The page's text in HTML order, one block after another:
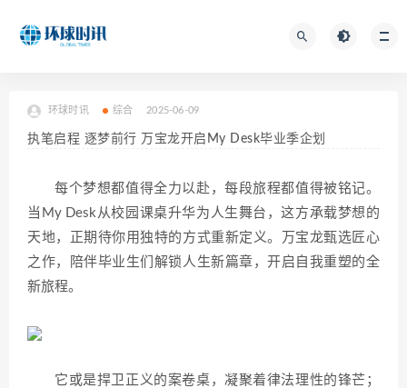
环球时讯 综合 2025-06-09
执笔启程 逐梦前行 万宝龙开启My Desk毕业季企划
每个梦想都值得全力以赴，每段旅程都值得被铭记。
当My Desk从校园课桌升华为人生舞台，这方承载梦想的
天地，正期待你用独特的方式重新定义。万宝龙甄选匠心
之作，陪伴毕业生们解锁人生新篇章，开启自我重塑的全
新旅程。
它或是捍卫正义的案卷桌，凝聚着律法理性的锋芒；